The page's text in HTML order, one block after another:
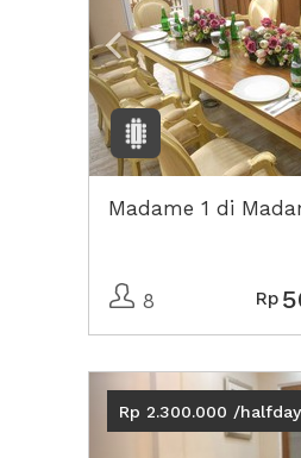
Madame 1 di
8 Rp
Previous
Rp 2.300.000 /halfday